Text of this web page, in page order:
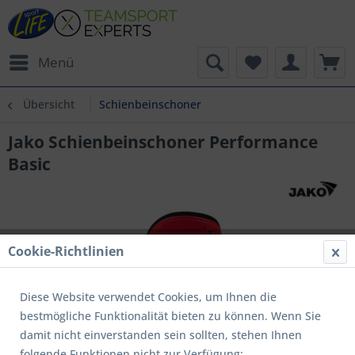
Menü
Übersicht Schienbeinschoner
Jako Schienbeinschoner Performance
Basic
Cookie-Richtlinien
Diese Website verwendet Cookies, um Ihnen die
bestmögliche Funktionalität bieten zu können. Wenn Sie
damit nicht einverstanden sein sollten, stehen Ihnen